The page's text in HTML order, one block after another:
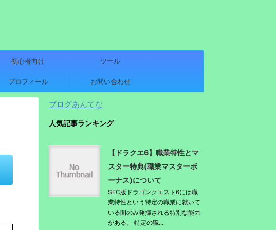
初心者向け ツール
プロフィール お問い合わせ
ブログあんてな
人気記事ランキング
【ドラクエ6】職業特性とマ
スター特典(職業マスターボ
ーナス)について
SFC版ドラゴンクエスト6には職
業特性という特定の職業に就いて
いる間のみ発揮される特別な能力
がある。 特定の職...